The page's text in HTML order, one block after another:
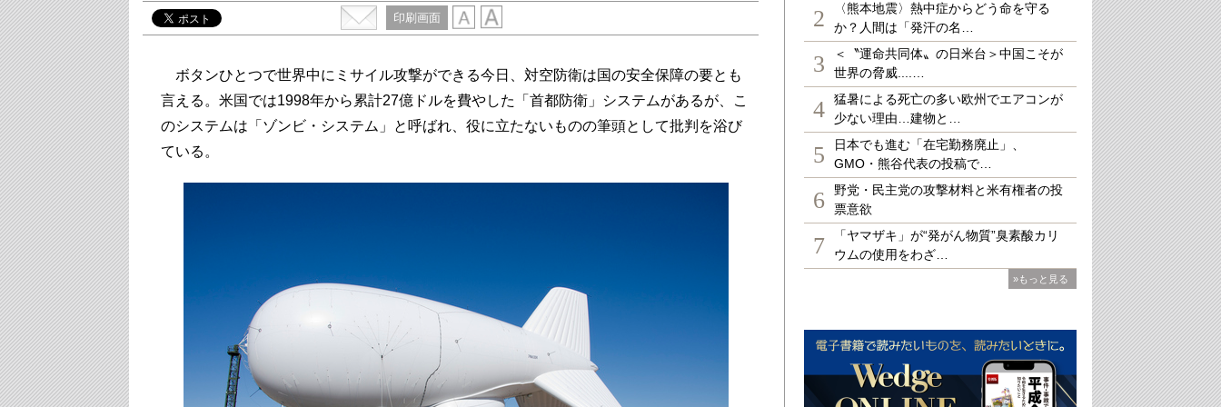
印刷画面
ボタンひとつで世界中にミサイル攻撃ができる今日、対空防衛は国の安全保障の要とも
言える。米国では1998年から累計27億ドルを費やした「首都防衛」システムがあるが、こ
のシステムは「ゾンビ・システム」と呼ばれ、役に立たないものの筆頭として批判を浴び
ている。
2
〈熊本地震〉熱中症からどう命を守る
か？人間は「発汗の名…
3
＜〝運命共同体〟の日米台＞中国こそが
世界の脅威....…
4
猛暑による死亡の多い欧州でエアコンが
少ない理由…建物と…
5
日本でも進む「在宅勤務廃止」、
GMO・熊谷代表の投稿で…
6
野党・民主党の攻撃材料と米有権者の投
票意欲
7
「ヤマザキ」が“発がん物質”臭素酸カリ
ウムの使用をわざ…
»もっと見る